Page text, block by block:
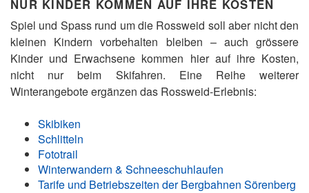
NUR KINDER KOMMEN AUF IHRE KOSTEN
Spiel und Spass rund um die Rossweid soll aber nicht den
kleinen Kindern vorbehalten bleiben – auch grössere
Kinder und Erwachsene kommen hier auf ihre Kosten,
nicht nur beim Skifahren. Eine Reihe weiterer
Winterangebote ergänzen das Rossweid-Erlebnis:
Skibiken
Schlitteln
Fototrail
Winterwandern & Schneeschuhlaufen
Tarife und Betriebszeiten der Bergbahnen Sörenberg